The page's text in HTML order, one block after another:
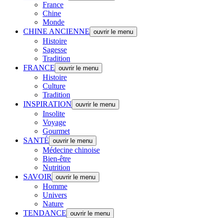
France
Chine
Monde
CHINE ANCIENNE ouvrir le menu
Histoire
Sagesse
Tradition
FRANCE ouvrir le menu
Histoire
Culture
Tradition
INSPIRATION ouvrir le menu
Insolite
Voyage
Gourmet
SANTÉ ouvrir le menu
Médecine chinoise
Bien-être
Nutrition
SAVOIR
ouvrir le menu
Homme
Univers
Nature
TENDANCE ouvrir le menu